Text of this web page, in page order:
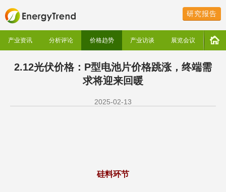
研究报告
产业资讯 分析评论 价格趋势 产业访谈 展览会议
2.12光伏价格：P型电池片价格跳涨，终端需
求将迎来回暖
2025-02-13
硅料环节